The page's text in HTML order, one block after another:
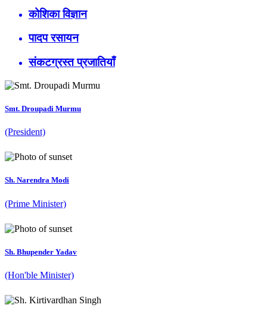
कोशिका विज्ञान
पादप रसायन
संकटग्रस्त प्रजातियाँ
Smt. Droupadi Murmu
(President)
Sh. Narendra Modi
(Prime Minister)
Sh. Bhupender Yadav
(Hon'ble Minister)